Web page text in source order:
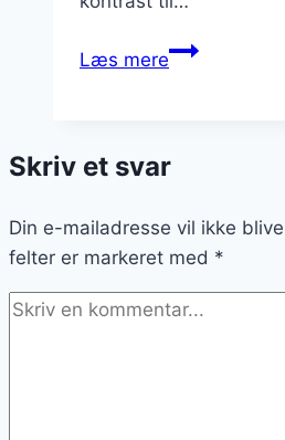
Læs mereCitrontærte
som
Skriv et svar
Din e-mailadresse vil ikke
felter er markeret med *